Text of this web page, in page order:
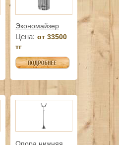
Экономайзер
Цена: от 33500
тг